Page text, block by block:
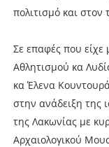
πολιτισμό και στον
Σε επαφές που είχε
Αθλητισμού κα
κα Έλενα
στην ανάδειξη της
της Λακωνίας με
Αρχαιολογικού